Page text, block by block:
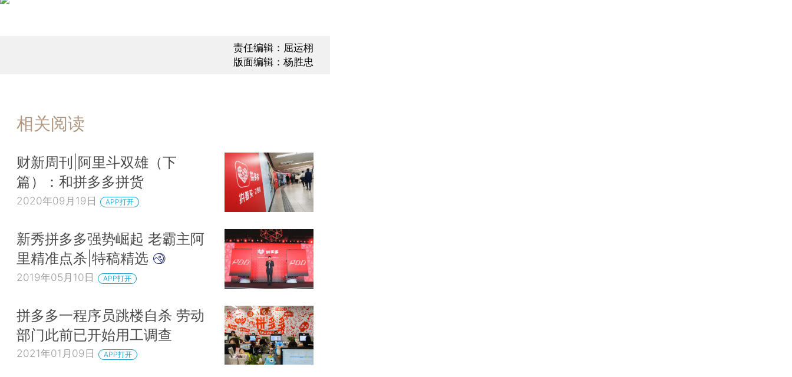
责任编辑：屈运栩
版面编辑：杨胜忠
相关阅读
财新周刊|阿里斗双雄（下
篇）：和拼多多拼货
2020年09月19日 APP打开
新秀拼多多强势崛起 老霸主阿
里精准点杀|特稿精选
2019年05月10日 APP打开
拼多多一程序员跳楼自杀 劳动
部门此前已开始用工调查
2021年01月09日 APP打开